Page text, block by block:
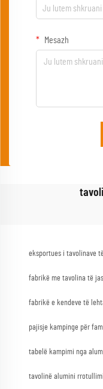
Mesazh
eksportues i tavolinave
fabrikë me tavolina të
fabrikë e kendeve të
pajisje kampinge për
tabelë kampimi nga
tavolinë alumini rrotullimi